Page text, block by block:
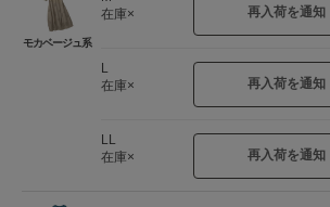
モカベージュ系
在庫×
再入荷を通知
L
在庫×
再入荷を通知
LL
在庫×
再入荷を通知